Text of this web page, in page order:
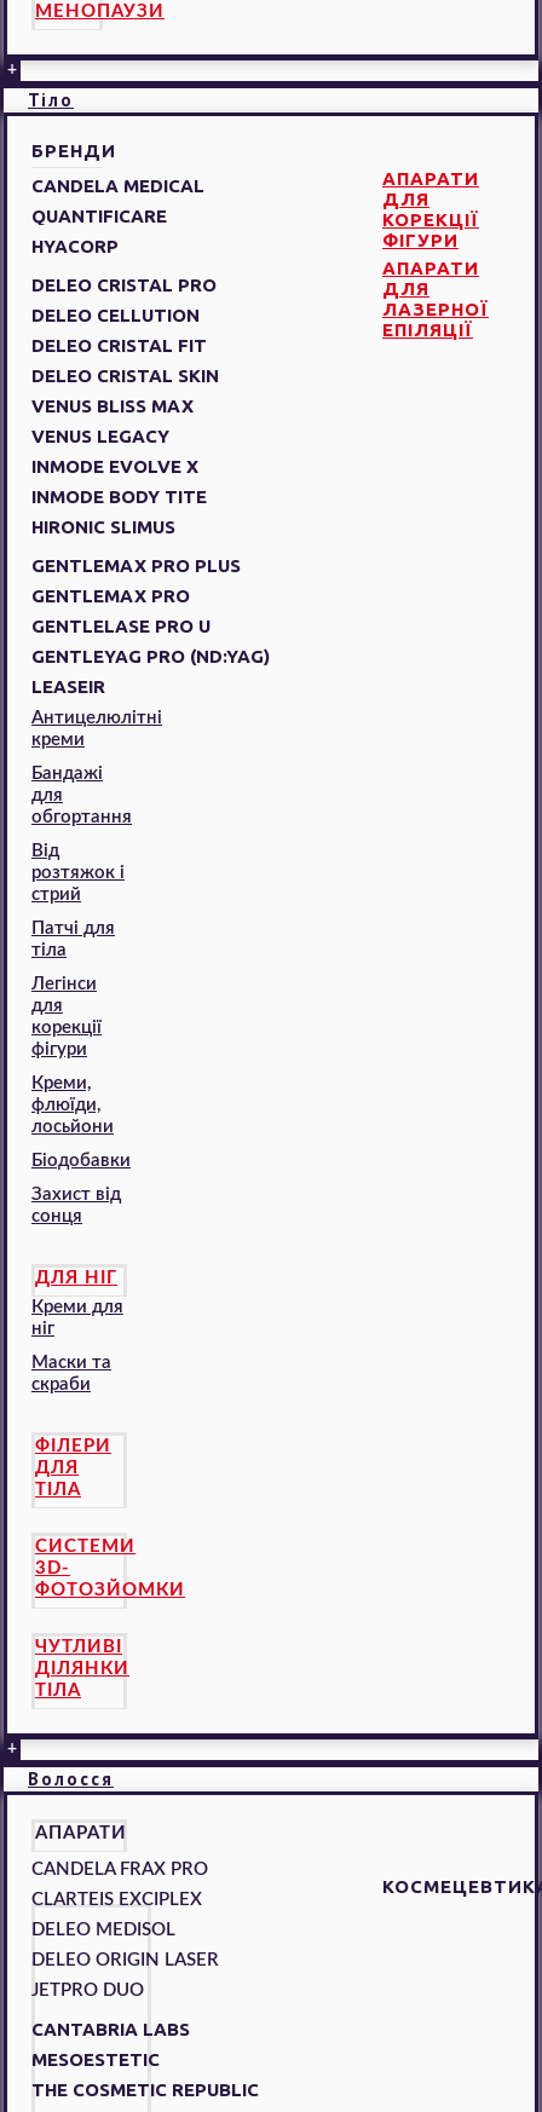
МЕНОПАУЗИ
+
Тіло
БРЕНДИ
CANDELA MEDICAL
QUANTIFICARE
HYACORP
АПАРАТИ
ДЛЯ
КОРЕКЦІЇ
ФІГУРИ
DELEO CRISTAL PRO
DELEO CELLUTION
DELEO CRISTAL FIT
DELEO CRISTAL SKIN
VENUS BLISS MAX
VENUS LEGACY
INMODE EVOLVE X
INMODE BODY TITE
HIRONIC SLIMUS
АПАРАТИ
ДЛЯ
ЛАЗЕРНОЇ
ЕПІЛЯЦІЇ
GENTLEMAX PRO PLUS
GENTLEMAX PRO
GENTLELASE PRO U
GENTLEYAG PRO (ND:YAG)
LEASEIR
Антицелюлітні
креми
Бандажі
для
обгортання
Від
розтяжок і
стрий
Патчі для
тіла
Легінси
для
корекції
фігури
Креми,
флюїди,
лосьйони
Біодобавки
Захист від
сонця
ДЛЯ НІГ
Креми для
ніг
Маски та
скраби
ФІЛЕРИ
ДЛЯ
ТІЛА
СИСТЕМИ
3D-
ФОТОЗЙОМКИ
ЧУТЛИВІ
ДІЛЯНКИ
ТІЛА
+
Волосся
АПАРАТИ
CANDELA FRAX PRO
CLARTEIS EXCIPLEX
DELEO MEDISOL
DELEO ORIGIN LASER
JETPRO DUO
CANTABRIA LABS
MESOESTETIC
THE COSMETIC REPUBLIC